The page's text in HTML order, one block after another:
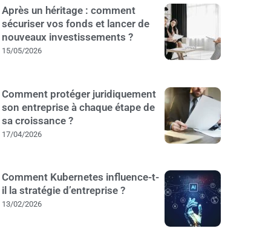
Après un héritage : comment
sécuriser vos fonds et lancer de
nouveaux investissements ?
15/05/2026
Comment protéger juridiquement
son entreprise à chaque étape de
sa croissance ?
17/04/2026
Comment Kubernetes influence-t-
il la stratégie d’entreprise ?
13/02/2026